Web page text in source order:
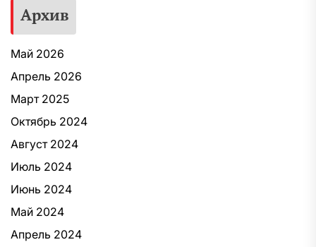
Архив
Май 2026
Апрель 2026
Март 2025
Октябрь 2024
Август 2024
Июль 2024
Июнь 2024
Май 2024
Апрель 2024